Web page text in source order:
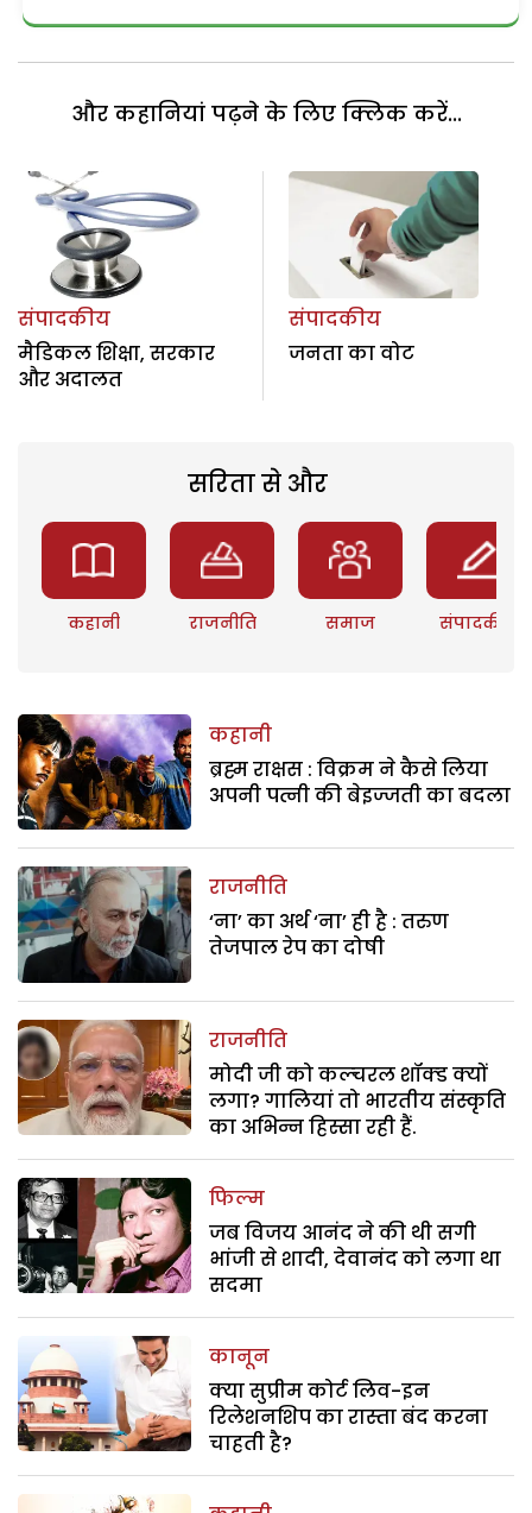
और कहानियां पढ़ने के लिए क्लिक करें...
संपादकीय
मैडिकल शिक्षा, सरकार
और अदालत
संपादकीय
जनता का वोट
सरिता से और
कहानी राजनीति समाज संपादकीय
कहानी
ब्रह्म राक्षस : विक्रम ने कैसे लिया
अपनी पत्नी की बेइज्जती का बदला
राजनीति
‘ना’ का अर्थ ‘ना’ ही है : तरुण
तेजपाल रेप का दोषी
राजनीति
मोदी जी को कल्चरल शॉक्ड क्यों
लगा? गालियां तो भारतीय संस्कृति
का अभिन्न हिस्सा रही हैं.
फिल्म
जब विजय आनंद ने की थी सगी
भांजी से शादी, देवानंद को लगा था
सदमा
कानून
क्या सुप्रीम कोर्ट लिव-इन
रिलेशनशिप का रास्ता बंद करना
चाहती है?